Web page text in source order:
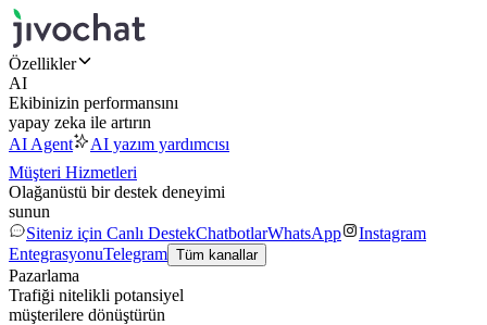
Özellikler
AI
Ekibinizin performansını
yapay zeka ile artırın
AI Agent
AI yazım yardımcısı
Müşteri Hizmetleri
Olağanüstü bir destek deneyimi
sunun
Siteniz için Canlı DestekChatbotlarWhatsApp
Instagram
EntegrasyonuTelegram Tüm kanallar
Pazarlama
Trafiği nitelikli potansiyel
müşterilere dönüştürün